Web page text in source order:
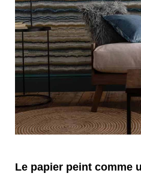
Le papier peint comme